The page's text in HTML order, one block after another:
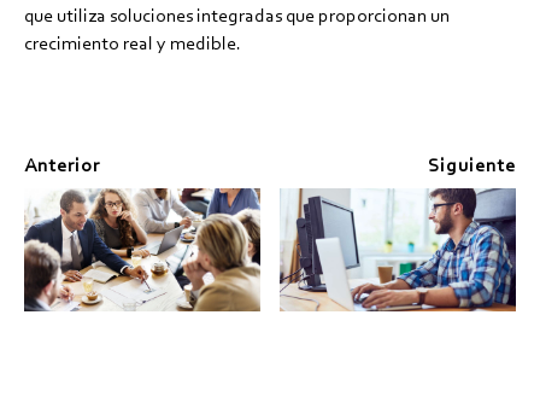
que utiliza soluciones integradas que proporcionan un
crecimiento real y medible.
Anterior Siguiente